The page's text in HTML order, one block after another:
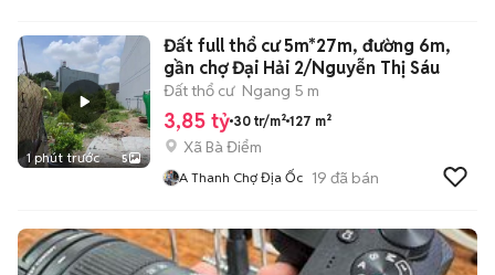
1 phút trước 5
Đất full thổ cư 5m*27m, đường 6m,
gần chợ Đại Hải 2/Nguyễn Thị Sáu
Đất thổ cư Ngang 5 m
3,85 tỷ 30 tr/m² 127 m²
Xã Bà Điểm
A Thanh Chợ Địa Ốc 19 đã bán